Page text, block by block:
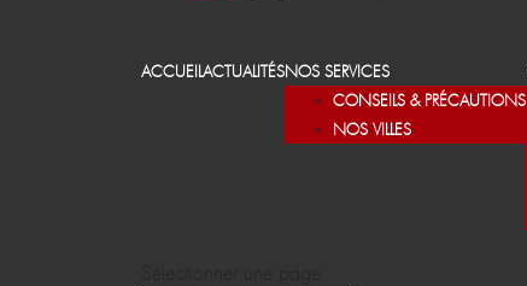
ACCUEILACTUALITÉSNOS SERVICES
CONSEILS & PRÉCAUTIONS
NOS VILLES